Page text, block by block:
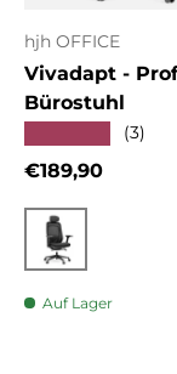
hjh OFFICE
Vivadapt -
Bürostuhl
(3)
Normaler Preis
€189,90
Schwarz
Auf Lager